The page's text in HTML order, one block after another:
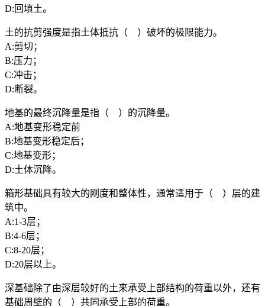
D:回填土。
土的抗剪强度是指土体抵抗（ ）破坏的极限能力。
A:剪切；
B:压力；
C:冲击；
D:断裂。
地基的最终沉降量是指（ ）的沉降量。
A:地基变形稳定前
B:地基变形稳定后；
C:地基变形；
D:土体沉降。
箱形基础具有较大的刚度和整体性，通常适用于（ ）层的建
筑中。
A:1-3层；
B:4-6层；
C:8-20层；
D:20层以上。
深基础除了由深层较好的土来承受上部结构的荷重以外，还有
基础周壁的（ ）共同承受上部的荷重。